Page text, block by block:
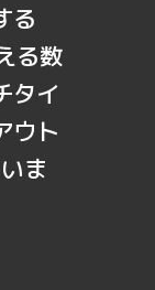
る
る数
タイ
ウト
ま